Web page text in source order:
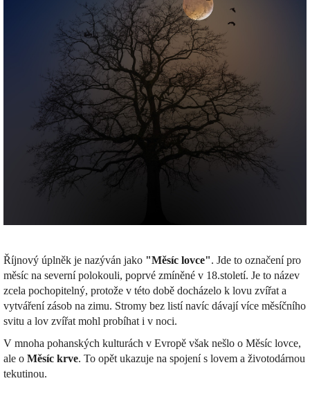
Říjnový úplněk je nazýván jako "Měsíc lovce". Jde to označení pro
měsíc na severní polokouli, poprvé zmíněné v 18.století. Je to název
zcela pochopitelný, protože v této době docházelo k lovu zvířat a
vytváření zásob na zimu. Stromy bez listí navíc dávají více měsíčního
svitu a lov zvířat mohl probíhat i v noci.
V mnoha pohanských kulturách v Evropě však nešlo o Měsíc lovce,
ale o Měsíc krve. To opět ukazuje na spojení s lovem a životodárnou
tekutinou.